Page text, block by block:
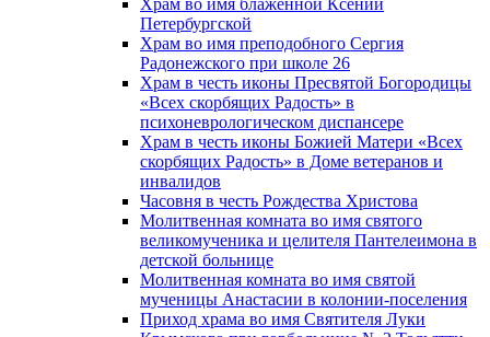
Петербургской
Храм во имя преподобного Сергия
Радонежского при школе 26
Храм в честь иконы Пресвятой Богородицы
«Всех скорбящих Радость» в
психоневрологическом диспансере
Храм в честь иконы Божией Матери «Всех
скорбящих Радость» в Доме ветеранов и
инвалидов
Часовня в честь Рождества Христова
Молитвенная комната во имя святого
великомученика и целителя Пантелеимона в
детской больнице
Молитвенная комната во имя святой
мученицы Анастасии в колонии-поселения
Приход храма во имя Святителя Луки